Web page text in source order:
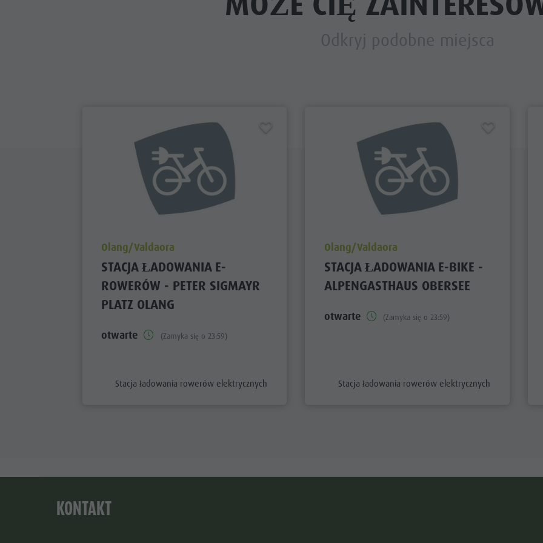
Odkryj podobne miejsca
aria.poi_location_prefix
Olang/Valdaora
STACJA ŁADOWANIA E-
ROWERÓW - PETER SIGMAYR
PLATZ OLANG
otwarte (Zamyka się o 23:59)
aria.poi_category_prefix
Stacja ładowania rowerów elektrycznych
aria.poi_location_prefix
Olang/Valdaora
STACJA ŁADOWANIA E-BIKE -
ALPENGASTHAUS OBERSEE
otwarte (Zamyka się o 23:59)
aria.poi_category_prefix
Stacja ładowania rowerów elektrycznych
KONTAKT